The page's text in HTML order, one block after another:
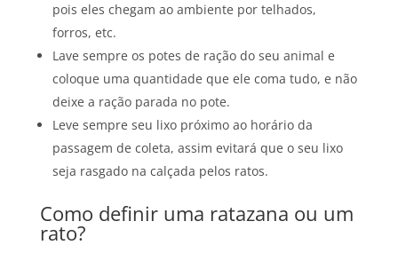
pois eles chegam ao ambiente por telhados,
forros, etc.
Lave sempre os potes de ração do seu animal e
coloque uma quantidade que ele coma tudo, e não
deixe a ração parada no pote.
Leve sempre seu lixo próximo ao horário da
passagem de coleta, assim evitará que o seu lixo
seja rasgado na calçada pelos ratos.
Como definir uma ratazana ou um
rato?